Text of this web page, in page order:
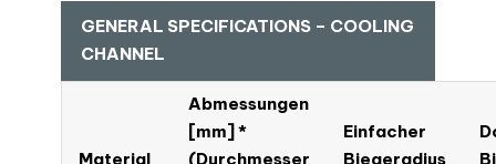
GENERAL SPECIFICATIONS – COOLING
CHANNEL
Material
Abmessungen
[mm] *
(Durchmesser
Einfacher
Biegeradius